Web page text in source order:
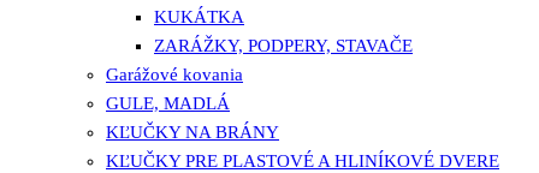
KUKÁTKA
ZARÁŽKY, PODPERY, STAVAČE
Garážové kovania
GULE, MADLÁ
KĽUČKY NA BRÁNY
KĽUČKY PRE PLASTOVÉ A HLINÍKOVÉ DVERE